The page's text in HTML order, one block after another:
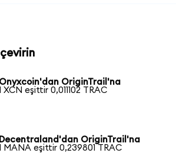
Onyxcoin'dan OriginTrail'na
XCN eşittir 0,011102 TRAC
Decentraland'dan OriginTrail'na
MANA eşittir 0,239801 TRAC